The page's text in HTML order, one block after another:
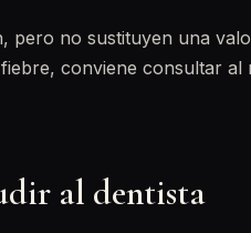
pero no sustituyen una
conviene consultar
al dentista